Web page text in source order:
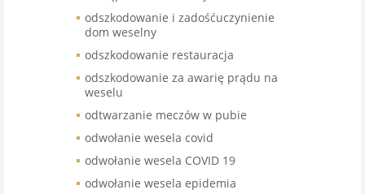
odszkodowanie i zadośćuczynienie
dom weselny
odszkodowanie restauracja
odszkodowanie za awarię prądu na
weselu
odtwarzanie meczów w pubie
odwołanie wesela covid
odwołanie wesela COVID 19
odwołanie wesela epidemia